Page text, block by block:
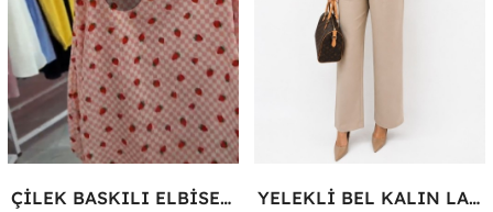
ÇİLEK BASKILI ELBİSE Bej YELEKLİ BEL KALIN LASTİK İKİLİ TAKIM Bej